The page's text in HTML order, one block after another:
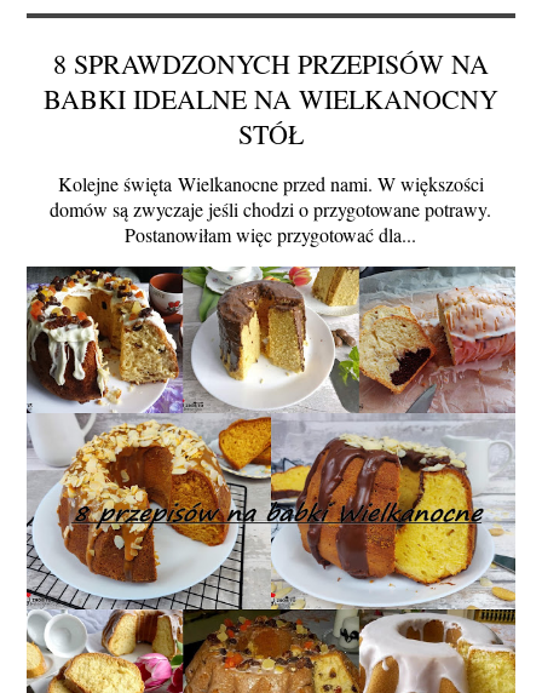
8 SPRAWDZONYCH PRZEPISÓW NA
BABKI IDEALNE NA WIELKANOCNY
STÓŁ
Kolejne święta Wielkanocne przed nami. W większości
domów są zwyczaje jeśli chodzi o przygotowane potrawy.
Postanowiłam więc przygotować dla...